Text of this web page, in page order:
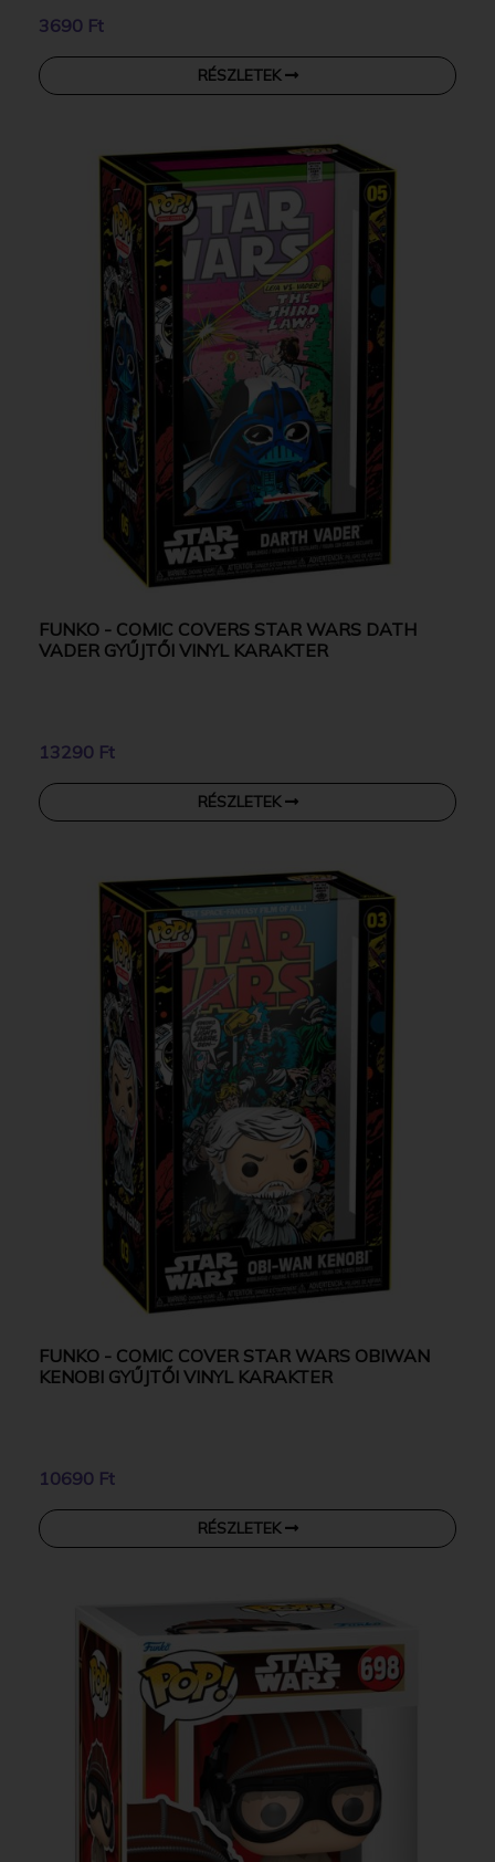
3690 Ft
RÉSZLETEK
FUNKO - COMIC COVERS STAR WARS DATH
VADER GYŰJTŐI VINYL KARAKTER
13290 Ft
RÉSZLETEK
FUNKO - COMIC COVER STAR WARS OBIWAN
KENOBI GYŰJTŐI VINYL KARAKTER
10690 Ft
RÉSZLETEK